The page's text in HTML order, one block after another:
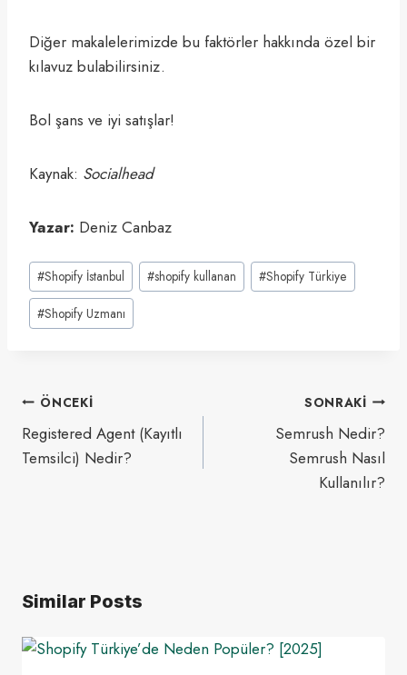
Diğer makalelerimizde bu faktörler hakkında özel bir
kılavuz bulabilirsiniz.
Bol şans ve iyi satışlar!
Kaynak: Socialhead
Yazar: Deniz Canbaz
Post
Tags:
#Shopify İstanbul #shopify kullanan #Shopify Türkiye
#Shopify Uzmanı
Yazı
gezinmesi
ÖNCEKI
Registered Agent (Kayıtlı
Temsilci) Nedir?
SONRAKI
Semrush Nedir?
Semrush Nasıl
Kullanılır?
Similar Posts